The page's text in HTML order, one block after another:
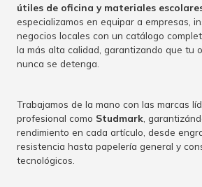
útiles de oficina y materiales
especializamos en equipar a empresas,
negocios locales con un catálogo
la más alta calidad, garantizando que tu
nunca se detenga.
Trabajamos de la mano con las marcas
profesional como Studmark ,
rendimiento en cada artículo, desde
resistencia hasta papelería general y
tecnológicos.